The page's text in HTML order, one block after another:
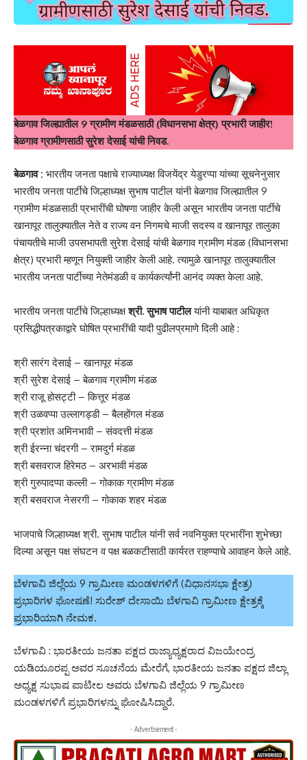
बेळगाव जिल्ह्यातील 9 ग्रामीण मंडळसाठी (विधानसभा क्षेत्र) प्रभारी जाहीर!
बेळगाव ग्रामीणसाठी सुरेश देसाई यांची निवड.
बेळगाव : भारतीय जनता पक्षाचे राज्याध्यक्ष विजयेंद्र येडुरप्पा यांच्या सूचनेनुसार
भारतीय जनता पार्टीचे जिल्हाध्यक्ष सुभाष पाटील यांनी बेळगाव जिल्ह्यातील 9
ग्रामीण मंडळसाठी प्रभारींची घोषणा जाहीर केली असून भारतीय जनता पार्टीचे
खानापूर तालुक्यातील नेते व राज्य वन निगमचे माजी सदस्य व खानापूर तालुका
पंचायतीचे माजी उपसभापती सुरेश देसाई यांची बेळगाव ग्रामीण मंडळ (विधानसभा
क्षेत्र) प्रभारी म्हणून नियुक्ती जाहीर केली आहे. त्यामुळे खानापूर तालुक्यातील
भारतीय जनता पार्टीच्या नेतेमंडळी व कार्यकर्त्यांनी आनंद व्यक्त केला आहे.
भारतीय जनता पार्टीचे जिल्हाध्यक्षश्री. सुभाष पाटीलयांनी याबाबत अधिकृत
प्रसिद्धीपत्रकाद्वारे घोषित प्रभारींची यादी पुढीलप्रमाणे दिली आहे :
श्री सारंग देसाई – खानापूर मंडळ
श्री सुरेश देसाई – बेळगाव ग्रामीण मंडळ
श्री राजू होसट्टी – कित्तूर मंडळ
श्री उळवप्पा उल्लागड्डी – बैलहोंगल मंडळ
श्री प्रशांत अमिनभावी – संवदत्ती मंडळ
श्री ईरन्ना चंदरगी – रामदुर्ग मंडळ
श्री बसवराज हिरेमठ – अरभावी मंडळ
श्री गुरुपादप्पा कल्ली – गोकाक ग्रामीण मंडळ
श्री बसवराज नेसरगी – गोकाक शहर मंडळ
भाजपाचे जिल्हाध्यक्ष श्री. सुभाष पाटील यांनी सर्व नवनियुक्त प्रभारींना शुभेच्छा
दिल्या असून पक्ष संघटन व पक्ष बळकटीसाठी कार्यरत राहण्याचे आवाहन केले आहे.
ಬೆಳಗಾವಿ ಜಿಲ್ಲೆಯ 9 ಗ್ರಾಮೀಣ ಮಂಡಳಗಳಿಗೆ (ವಿಧಾನಸಭಾ ಕ್ಷೇತ್ರ)
ಪ್ರಭಾರಿಗಳ ಘೋಷಣೆ! ಸುರೇಶ್ ದೇಸಾಯಿ ಬೆಳಗಾವಿ ಗ್ರಾಮೀಣ ಕ್ಷೇತ್ರಕ್ಕೆ
ಪ್ರಭಾರಿಯಾಗಿ ನೇಮಕ.
ಬೆಳಗಾವಿ : ಭಾರತೀಯ ಜನತಾ ಪಕ್ಷದ ರಾಜ್ಯಾಧ್ಯಕ್ಷರಾದ ವಿಜಯೇಂದ್ರ
ಯಡಿಯೂರಪ್ಪ ಅವರ ಸೂಚನೆಯ ಮೇರೆಗೆ, ಭಾರತೀಯ ಜನತಾ ಪಕ್ಷದ ಜಿಲ್ಲಾ
ಅಧ್ಯಕ್ಷ ಸುಭಾಷ ಪಾಟೀಲ ಅವರು ಬೆಳಗಾವಿ ಜಿಲ್ಲೆಯ 9 ಗ್ರಾಮೀಣ
ಮಂಡಳಗಳಿಗೆ ಪ್ರಭಾರಿಗಳನ್ನು ಘೋಷಿಸಿದ್ದಾರೆ.
- Advertisement -